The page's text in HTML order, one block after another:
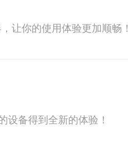
让你的使用体验更加顺畅！
设备得到全新的体验！